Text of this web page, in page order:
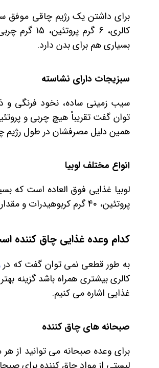
بسیاری هم برای بدن دارد.
سبزیجات دارای نشاسته
سیب زمینی ساده، نخود فرنگی و
توان گفت تقریباً هیچ چربی و
همین دلیل مصرفشان در طول
انواع مختلف لوبیا
پروتئین، 40 گرم کربوهیدرات و مقدار زیادی فیبر است. برای دریافت کالری بیشتر آن را با کره بادام زمینی میل کنید.
کدام وعده غذایی چاق کننده
به طور قطعی نمی توان گفت که در
کالری بیشتری همراه باشد گزینه
غذایی اشاره می کنیم.
صبحانه های چاق کننده
برای وعده صبحانه می توانید از